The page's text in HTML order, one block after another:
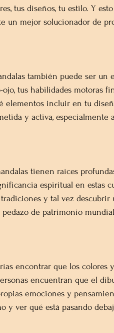
tus diseños, tu estilo. Y
un mejor solucionador de
también puede ser un
tus habilidades motoras
elementos incluir en tu
y activa, especialmente
tienen raíces
espiritual en estas
y tal vez descubrir
de patrimonio
encontrar que los colores
encuentran que el
emociones y
y ver qué está pasando